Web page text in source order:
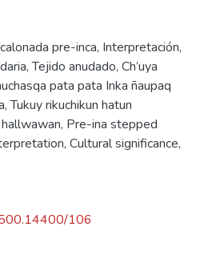
pre-inca, Interpretación,
,Tejido anudado, Ch’uya
pata pata Inka ñaupaq
,Tukuy rikuchikun hatun
, Pre-ina stepped
, Cultural significance,
106